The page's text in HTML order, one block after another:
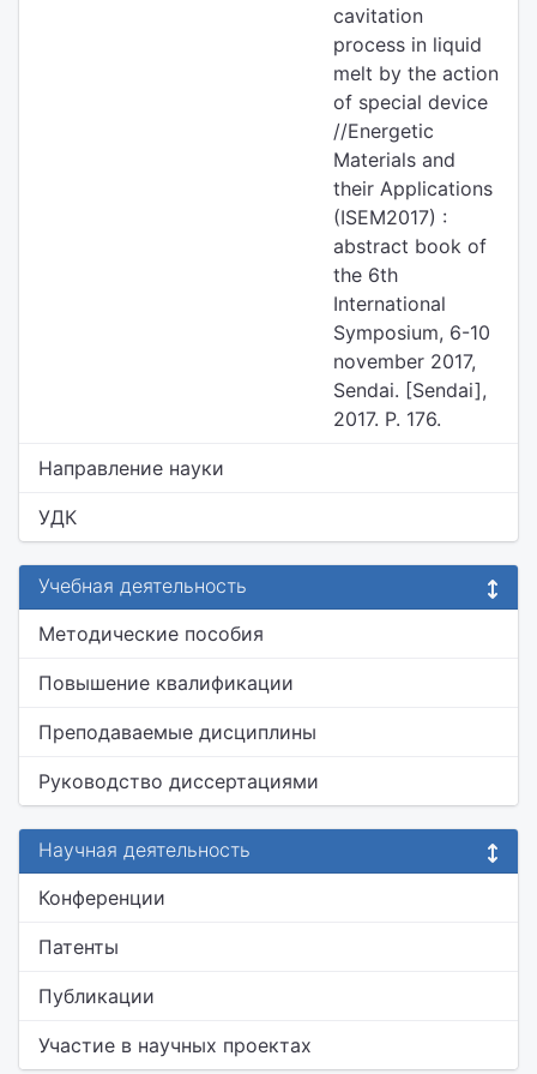
cavitation
process in liquid
melt by the action
of special device
//Energetic
Materials and
their Applications
(ISEM2017) :
abstract book of
the 6th
International
Symposium, 6-10
november 2017,
Sendai. [Sendai],
2017. P. 176.
Направление науки
УДК
Учебная деятельность
Методические пособия
Повышение квалификации
Преподаваемые дисциплины
Руководство диссертациями
Научная деятельность
Конференции
Патенты
Публикации
Участие в научных проектах